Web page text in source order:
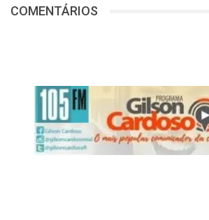
COMENTÁRIOS